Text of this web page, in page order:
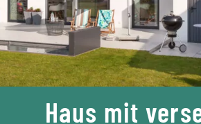
Haus mit